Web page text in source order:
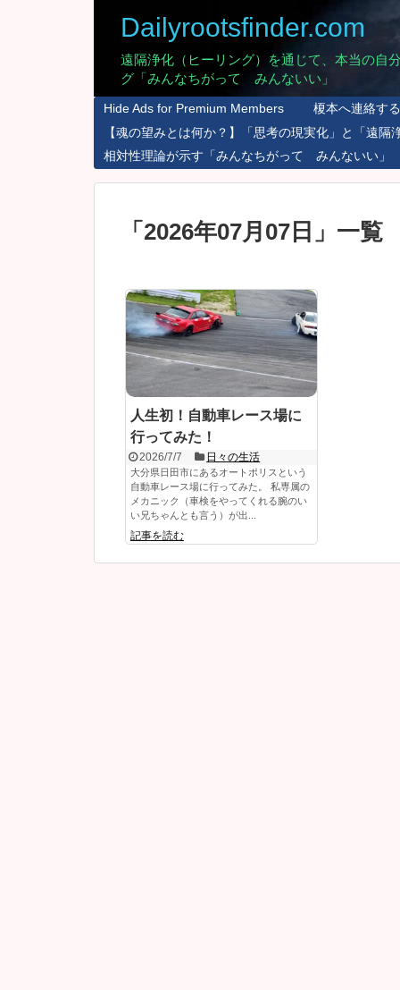
Dailyrootsfinder.com
遠隔浄化（ヒーリング）を通じて、本当の
グ「みんなちがって みんないい」
Hide Ads for Premium Members
榎本へ連絡す
【魂の望みとは何か？】「思考の現実化」と「遠隔
相対性理論が示す「みんなちがって みんないい」
「 2026年07月07日 」 一覧
人生初！自動車レース場に
行ってみた！
2026/7/7 日々の生活
大分県日田市にあるオートポリスという
自動車レース場に行ってみた。 私専属の
メカニック（車検をやってくれる腕のい
い兄ちゃんとも言う）が出...
記事を読む